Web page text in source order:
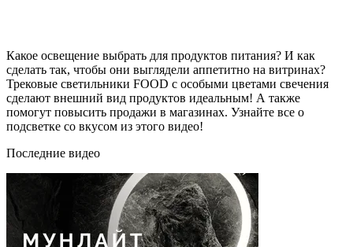
Какое освещение выбрать для продуктов питания? И как
сделать так, чтобы они выглядели аппетитно на витринах?
Трековые светильники FOOD с особыми цветами свечения
сделают внешний вид продуктов идеальным! А также
помогут повысить продажи в магазинах. Узнайте все о
подсветке со вкусом из этого видео!
Последние видео